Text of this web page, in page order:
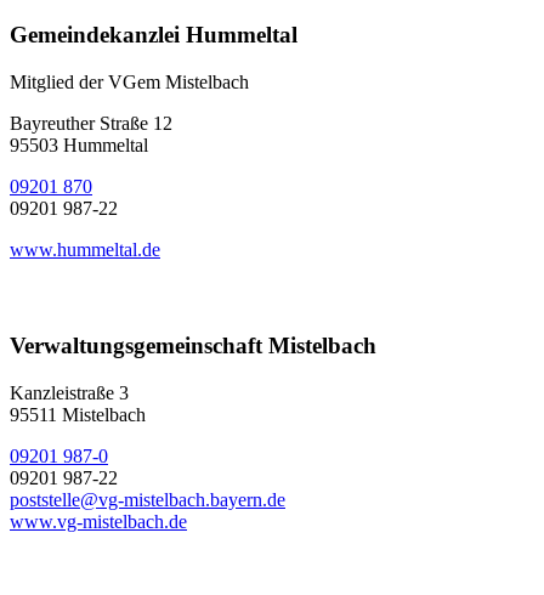
Gemeindekanzlei Hummeltal
Mitglied der VGem Mistelbach
Bayreuther Straße 12
95503 Hummeltal
09201 870
09201 987-22
www.hummeltal.de
Verwaltungsgemeinschaft Mistelbach
Kanzleistraße 3
95511 Mistelbach
09201 987-0
09201 987-22
poststelle@vg-mistelbach.bayern.de
www.vg-mistelbach.de